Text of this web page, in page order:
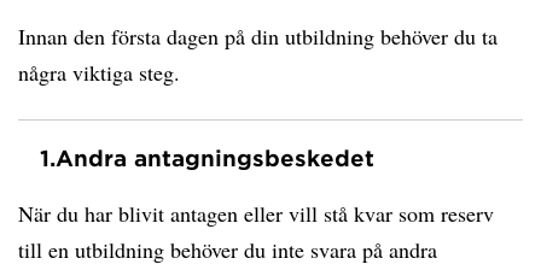
Innan den första dagen på din utbildning behöver du ta
några viktiga steg.
1.Andra antagningsbeskedet
När du har blivit antagen eller vill stå kvar som reserv
till en utbildning behöver du inte svara på andra